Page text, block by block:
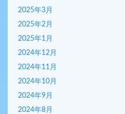
2025年3月
2025年2月
2025年1月
2024年12月
2024年11月
2024年10月
2024年9月
2024年8月